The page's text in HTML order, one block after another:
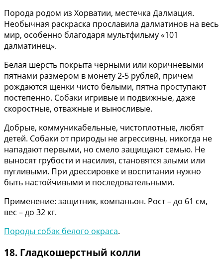
Порода родом из Хорватии, местечка Далмация.
Необычная раскраска прославила далматинов на весь
мир, особенно благодаря мультфильму «101
далматинец».
Белая шерсть покрыта черными или коричневыми
пятнами размером в монету 2-5 рублей, причем
рождаются щенки чисто белыми, пятна проступают
постепенно. Собаки игривые и подвижные, даже
скоростные, отважные и выносливые.
Добрые, коммуникабельные, чистоплотные, любят
детей. Собаки от природы не агрессивны, никогда не
нападают первыми, но смело защищают семью. Не
выносят грубости и насилия, становятся злыми или
пугливыми. При дрессировке и воспитании нужно
быть настойчивыми и последовательными.
Применение: защитник, компаньон. Рост – до 61 см,
вес – до 32 кг.
Породы собак белого окраса.
18. Гладкошерстный колли